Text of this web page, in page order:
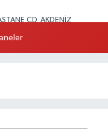
CD. AKDENİZ